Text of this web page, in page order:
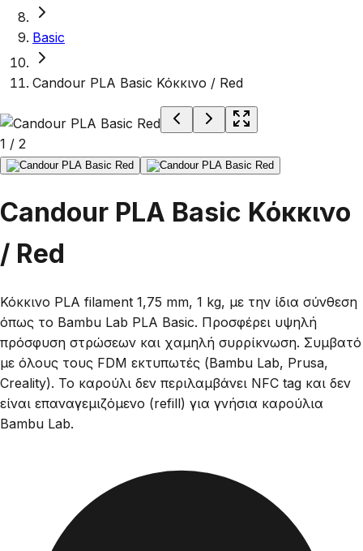
Basic
Candour PLA Basic Κόκκινο / Red
1 / 2
Candour PLA Basic Κόκκινο
/ Red
Κόκκινο PLA filament 1,75 mm, 1 kg, με την ίδια σύνθεση
όπως το Bambu Lab PLA Basic. Προσφέρει υψηλή
πρόσφυση στρώσεων και χαμηλή συρρίκνωση. Συμβατό
με όλους τους FDM εκτυπωτές (Bambu Lab, Prusa,
Creality). Το καρούλι δεν περιλαμβάνει NFC tag και δεν
είναι επαναγεμιζόμενο (refill) για γνήσια καρούλια
Bambu Lab.